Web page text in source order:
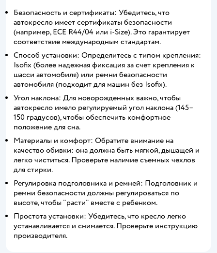
Безопасность и сертификаты: Убедитесь, что
автокресло имеет сертификаты безопасности
(например, ECE R44/04 или i-Size). Это гарантирует
соответствие международным стандартам.
Способ установки: Определитесь с типом крепления:
Isofix (более надежная фиксация за счет крепления к
шасси автомобиля) или ремни безопасности
автомобиля (подходит для машин без Isofix).
Угол наклона: Для новорожденных важно, чтобы
автокресло имело регулируемый угол наклона (145–
150 градусов), чтобы обеспечить комфортное
положение для сна.
Материалы и комфорт: Обратите внимание на
качество обивки: она должна быть мягкой, дышащей и
легко чиститься. Проверьте наличие съемных чехлов
для стирки.
Регулировка подголовника и ремней: Подголовник и
ремни безопасности должны регулироваться по
высоте, чтобы "расти" вместе с ребенком.
Простота установки: Убедитесь, что кресло легко
устанавливается и снимается. Проверьте инструкцию
производителя.